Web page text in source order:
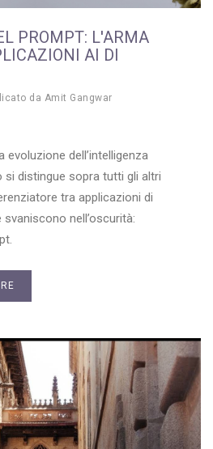
PROMPT: L'ARMA
AI DI
da Amit Gangwar
evoluzione dell’intelligenza
si distingue sopra tutti gli altri
tra applicazioni di
nell’oscurità: